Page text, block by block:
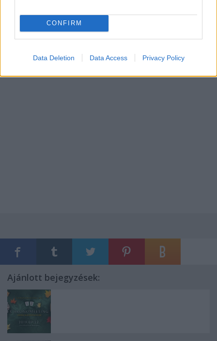
CONFIRM
Data Deletion Data Access Privacy Policy
Ajánlott bejegyzések: